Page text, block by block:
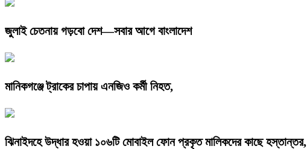
জুলাই চেতনায় গড়বো দেশ—সবার আগে বাংলাদেশ
মানিকগঞ্জে ট্রাকের চাপায় এনজিও কর্মী নিহত,
ঝিনাইদহে উদ্ধার হওয়া ১০৬টি মোবাইল ফোন প্রকৃত মালিকদের কাছে হস্তান্তর,